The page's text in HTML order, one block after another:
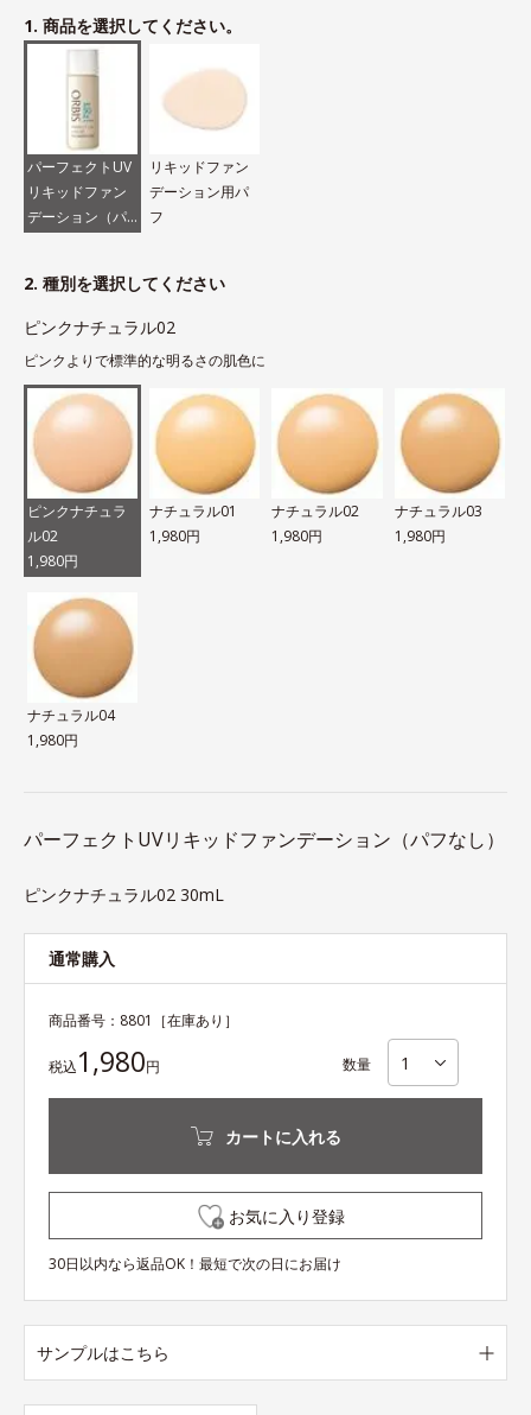
1. 商品を選択してください。
パーフェクトUV
リキッドファン
デーション（パ
リキッドファン
デーション用パ
フ
2. 種別を選択してください
ピンクナチュラル02
ピンクよりで標準的な明るさの肌色に
ピンクナチュラ
ル02
1,980円
ナチュラル01
1,980円
ナチュラル02
1,980円
ナチュラル03
1,980円
ナチュラル04
1,980円
パーフェクトUVリキッドファンデーション（パフなし）
ピンクナチュラル02 30mL
通常購入
商品番号： 8801 ［在庫あり］
税込1,980円 数量
カートに入れる
お気に入り登録
30日以内なら返品OK！最短で次の日にお届け
サンプルはこちら